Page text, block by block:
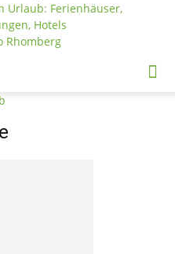
Urlaub: Ferienhäuser,
Hotels